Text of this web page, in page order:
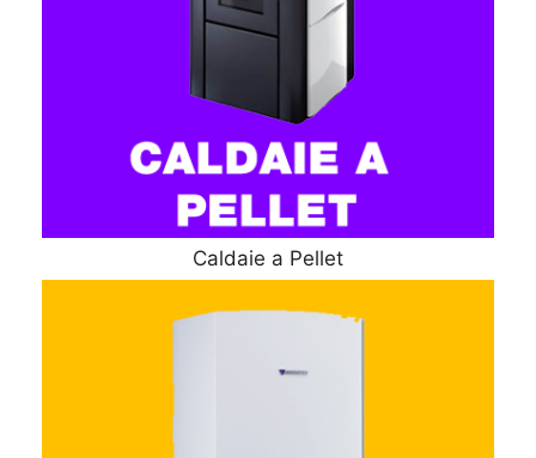
Caldaie a Pellet